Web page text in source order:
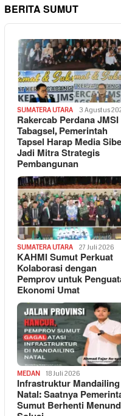
BERITA SUMUT
SUMATERA UTARA 3 Agustus
Rakercab Perdana JMSI
Tabagsel, Pemerintah
Tapsel Harap Media
Jadi Mitra Strategis
Pembangunan
SUMATERA UTARA 27 Juli 2026
KAHMI Sumut Perkuat
Kolaborasi dengan
Pemprov untuk
Ekonomi Umat
MEDAN 18 Juli 2026
Infrastruktur Mandailing
Natal: Saatnya
Sumut Berhenti